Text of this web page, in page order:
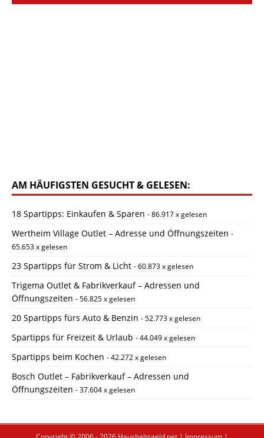
AM HÄUFIGSTEN GESUCHT & GELESEN:
18 Spartipps: Einkaufen & Sparen - 86.917 x gelesen
Wertheim Village Outlet – Adresse und Öffnungszeiten -
65.653 x gelesen
23 Spartipps für Strom & Licht - 60.873 x gelesen
Trigema Outlet & Fabrikverkauf – Adressen und
Öffnungszeiten - 56.825 x gelesen
20 Spartipps fürs Auto & Benzin - 52.773 x gelesen
Spartipps für Freizeit & Urlaub - 44.049 x gelesen
Spartipps beim Kochen - 42.272 x gelesen
Bosch Outlet – Fabrikverkauf – Adressen und
Öffnungszeiten - 37.604 x gelesen